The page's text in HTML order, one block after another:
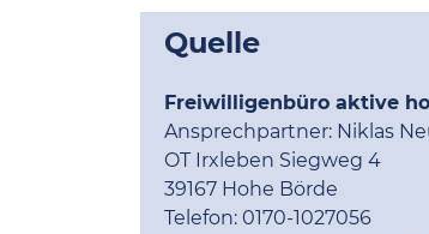
Quelle
Freiwilligenbüro aktive
Ansprechpartner: Niklas
OT Irxleben Siegweg 4
39167 Hohe Börde
Telefon: 0170-1027056